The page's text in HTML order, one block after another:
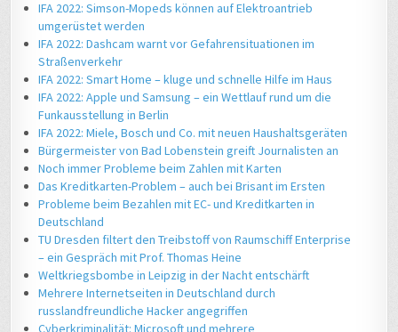
IFA 2022: Simson-Mopeds können auf Elektroantrieb
umgerüstet werden
IFA 2022: Dashcam warnt vor Gefahrensituationen im
Straßenverkehr
IFA 2022: Smart Home – kluge und schnelle Hilfe im Haus
IFA 2022: Apple und Samsung – ein Wettlauf rund um die
Funkausstellung in Berlin
IFA 2022: Miele, Bosch und Co. mit neuen Haushaltsgeräten
Bürgermeister von Bad Lobenstein greift Journalisten an
Noch immer Probleme beim Zahlen mit Karten
Das Kreditkarten-Problem – auch bei Brisant im Ersten
Probleme beim Bezahlen mit EC- und Kreditkarten in
Deutschland
TU Dresden filtert den Treibstoff von Raumschiff Enterprise
– ein Gespräch mit Prof. Thomas Heine
Weltkriegsbombe in Leipzig in der Nacht entschärft
Mehrere Internetseiten in Deutschland durch
russlandfreundliche Hacker angegriffen
Cyberkriminalität: Microsoft und mehrere